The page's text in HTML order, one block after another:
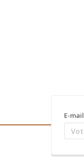
E-mail